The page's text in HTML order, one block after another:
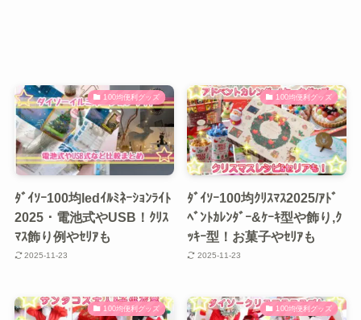
100均便利グッズ
ﾀﾞｲｿｰ100均ledｲﾙﾐﾈｰｼｮﾝﾗｲﾄ
2025・電池式やUSB！ｸﾘｽ
ﾏｽ飾り例やｾﾘｱも
2025-11-23
100均便利グッズ
ﾀﾞｲｿｰ100均ｸﾘｽﾏｽ2025/ｱﾄﾞ
ﾍﾞﾝﾄｶﾚﾝﾀﾞｰ&ｹｰｷ型や飾り,ｸ
ｯｷｰ型！お菓子やｾﾘｱも
2025-11-23
100均便利グッズ 100均便利グッズ